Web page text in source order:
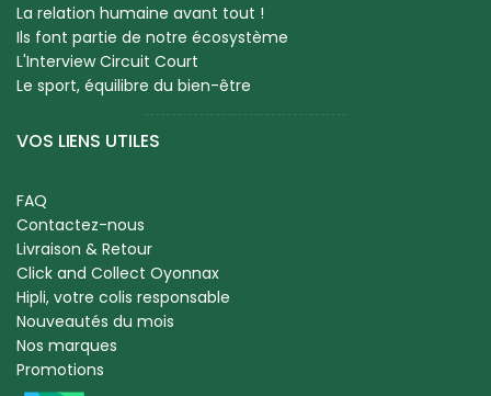
La relation humaine avant tout !
Ils font partie de notre écosystème
L'Interview Circuit Court
Le sport, équilibre du bien-être
VOS LIENS UTILES
FAQ
Contactez-nous
Livraison & Retour
Click and Collect Oyonnax
Hipli, votre colis responsable
Nouveautés du mois
Nos marques
Promotions